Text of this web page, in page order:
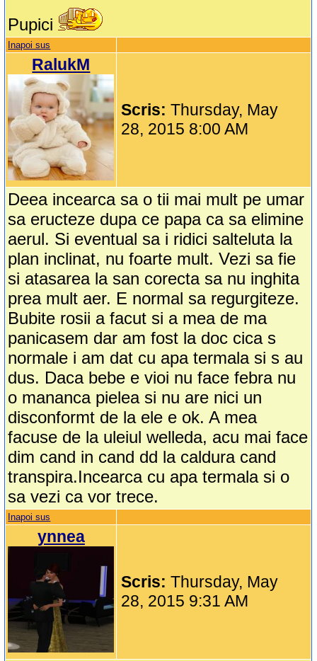
Pupici
Inapoi sus
RalukM
Scris:Thursday, May
28, 2015 8:00 AM
Deea incearca sa o tii mai mult pe umar
sa eructeze dupa ce papa ca sa elimine
aerul. Si eventual sa i ridici salteluta la
plan inclinat, nu foarte mult. Vezi sa fie
si atasarea la san corecta sa nu inghita
prea mult aer. E normal sa regurgiteze.
Bubite rosii a facut si a mea de ma
panicasem dar am fost la doc cica s
normale i am dat cu apa termala si s au
dus. Daca bebe e vioi nu face febra nu
o mananca pielea si nu are nici un
disconformt de la ele e ok. A mea
facuse de la uleiul welleda, acu mai face
dim cand in cand dd la caldura cand
transpira.Incearca cu apa termala si o
sa vezi ca vor trece.
Inapoi sus
ynnea
Scris:Thursday, May
28, 2015 9:31 AM